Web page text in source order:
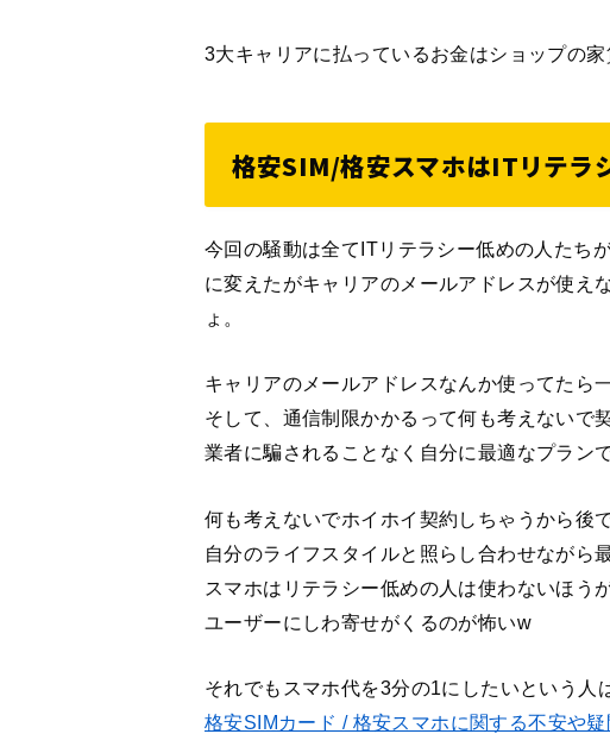
3大キャリアに払っているお金はショップの
格安SIM/格安スマホはITリテラ
今回の騒動は全てITリテラシー低めの人たち
に変えたがキャリアのメールアドレスが使え
ょ。
キャリアのメールアドレスなんか使ってたら
そして、通信制限かかるって何も考えないで
業者に騙されることなく自分に最適なプラン
何も考えないでホイホイ契約しちゃうから後
自分のライフスタイルと照らし合わせながら
スマホはリテラシー低めの人は使わないほう
ユーザーにしわ寄せがくるのが怖いw
それでもスマホ代を3分の1にしたいという人
格安SIMカード / 格安スマホに関する不安や